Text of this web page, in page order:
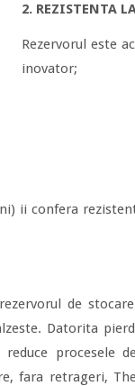
2. REZISTENTA
Rezervorul este
inovator;
ii confera
de
Datorita
reduce procesele
fara retrageri,